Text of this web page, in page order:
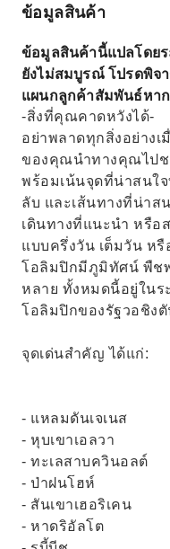
ข้อมูลสินค้า
ข้อมูลสินค้านี้แปลโดย
ยังไม่สมบูรณ์ โปรดพิจ
แผนกลูกค้าสัมพันธ์หา
-สิ่งที่คุณคาดหวังได้-
อย่าพลาดทุกสิ่งอย่างเ
ของคุณนำทางคุณไป
พร้อมเน้นจุดที่น่าสนใจ
ลับ และเส้นทางที่น่า
เดินทางที่แนะนำ หรือ
แบบครึ่งวัน เต็มวัน ห
โอลิมปิกมีภูมิทัศน์ พืช
หลาย ทั้งหมดนี้อยู่ในร
โอลิมปิกของรัฐวอชิง
จุดเด่นสำคัญ ได้แก่:
- แหลมดันเจเนส
- หุบเขาเอลวา
- ทะเลสาบควินอลต์
- ป่าฝนโฮห์
- สันเขาเฮอริเคน
- หาดริอัลโต